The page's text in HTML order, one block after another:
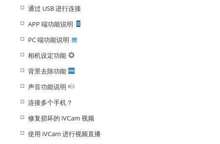
通过 USB 进行连接
APP 端功能说明
PC 端功能说明
相机设定功能
背景去除功能
声音功能说明
连接多个手机？
修复损坏的 iVCam 视频
使用 iVCam 进行视频直播